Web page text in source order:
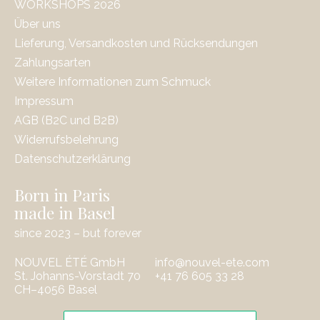
WORKSHOPS 2026
Über uns
Lieferung, Versandkosten und Rücksendungen
Zahlungsarten
Weitere Informationen zum Schmuck
Impressum
AGB (B2C und B2B)
Widerrufsbelehrung
Datenschutzerklärung
Born in Paris
made in Basel
since 2023 – but forever
NOUVEL ÉTÉ GmbH
St. Johanns-Vorstadt 70
CH–4056 Basel
info@nouvel-ete.com
‭+41 76 605 33 28